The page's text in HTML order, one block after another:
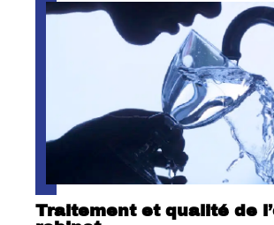
Traitement et qualité de